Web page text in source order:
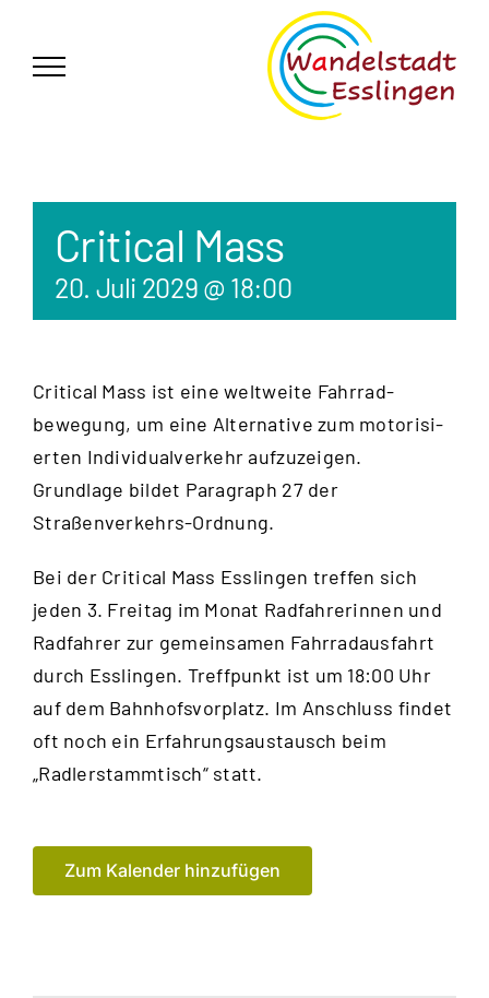
springen
Critical Mass
20. Juli 2029 @ 18:00
Critical Mass ist eine weltweite Fahrrad­
bewegung, um eine Alternative zum motorisi­
erten Individual­verkehr aufzu­zeigen.
Grundlage bildet Paragraph 27 der
Straßenverkehrs-Ordnung.
Bei der Critical Mass Esslingen treffen sich
jeden 3. Freitag im Monat Radfahrerinnen und
Radfahrer zur gemeinsamen Fahrrad­ausfahrt
durch Esslingen. Treffpunkt ist um 18:00 Uhr
auf dem Bahnhofsvorplatz. Im Anschluss findet
oft noch ein Erfahrungsaustausch beim
„Radlerstammtisch“ statt.
Zum Kalender hinzufügen